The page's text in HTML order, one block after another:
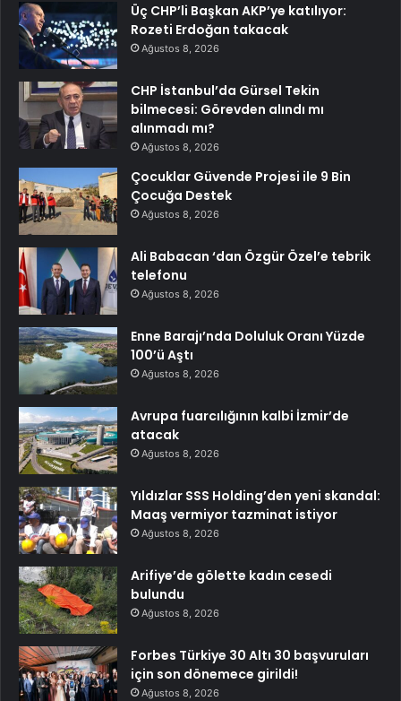
Üç CHP’li Başkan AKP’ye katılıyor:
Rozeti Erdoğan takacak
Ağustos 8, 2026
CHP İstanbul’da Gürsel Tekin
bilmecesi: Görevden alındı mı
alınmadı mı?
Ağustos 8, 2026
Çocuklar Güvende Projesi ile 9 Bin
Çocuğa Destek
Ağustos 8, 2026
Ali Babacan ‘dan Özgür Özel’e tebrik
telefonu
Ağustos 8, 2026
Enne Barajı’nda Doluluk Oranı Yüzde
100’ü Aştı
Ağustos 8, 2026
Avrupa fuarcılığının kalbi İzmir’de
atacak
Ağustos 8, 2026
Yıldızlar SSS Holding’den yeni skandal:
Maaş vermiyor tazminat istiyor
Ağustos 8, 2026
Arifiye’de gölette kadın cesedi
bulundu
Ağustos 8, 2026
Forbes Türkiye 30 Altı 30 başvuruları
için son dönemece girildi!
Ağustos 8, 2026